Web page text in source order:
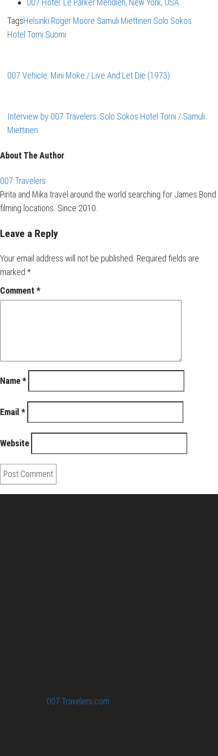
007 Hotel: Le Parker Meridien, New York, USA
TagsHelsinki Roger Moore Samuli Miettinen Solo Sokos
Hotel Torni Suomi
007 Vehicle: Mini Moke / Live And Let Die (1973)
Interview by 007 Travelers: Solo Sokos Hotel Torni / Samuli
Miettinen
About The Author
007 Travelers
Pirita and Mika travel around the world searching for James Bond
filming locations. Since 2010.
Leave a Reply
Your email address will not be published. Required fields are
marked *
Comment *
Name*
Email *
Website
007 Travelers.com